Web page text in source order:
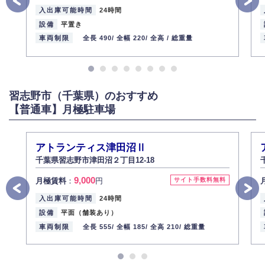
入出庫可能時間
24時間
設備
平置き
車両制限
全長 490/ 全幅 220/ 全高 / 総重量
習志野市（千葉県）のおすすめ
【普通車】月極駐車場
アトランティス津田沼Ⅱ
千葉県習志野市津田沼２丁目12-18
サイト手数料無料
月極賃料： 9,000円
入出庫可能時間
24時間
設備
平面（舗装あり）
車両制限
全長 555/ 全幅 185/ 全高 210/ 総重量